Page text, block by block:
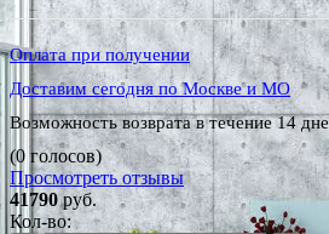
Оплата при получении
Доставим сегодня по Москве и МО
Возможность возврата в течение 14
(0 голосов)
Просмотреть отзывы
41790руб.
Кол-во: